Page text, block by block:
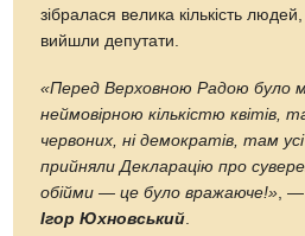
зібралася велика кількість
вийшли депутати.
«Перед Верховною Радою було
неймовірною кількістю квітів,
червоних, ні демократів, там
прийняли Декларацію про
обійми — це було вражаюче!», —
Ігор Юхновський.